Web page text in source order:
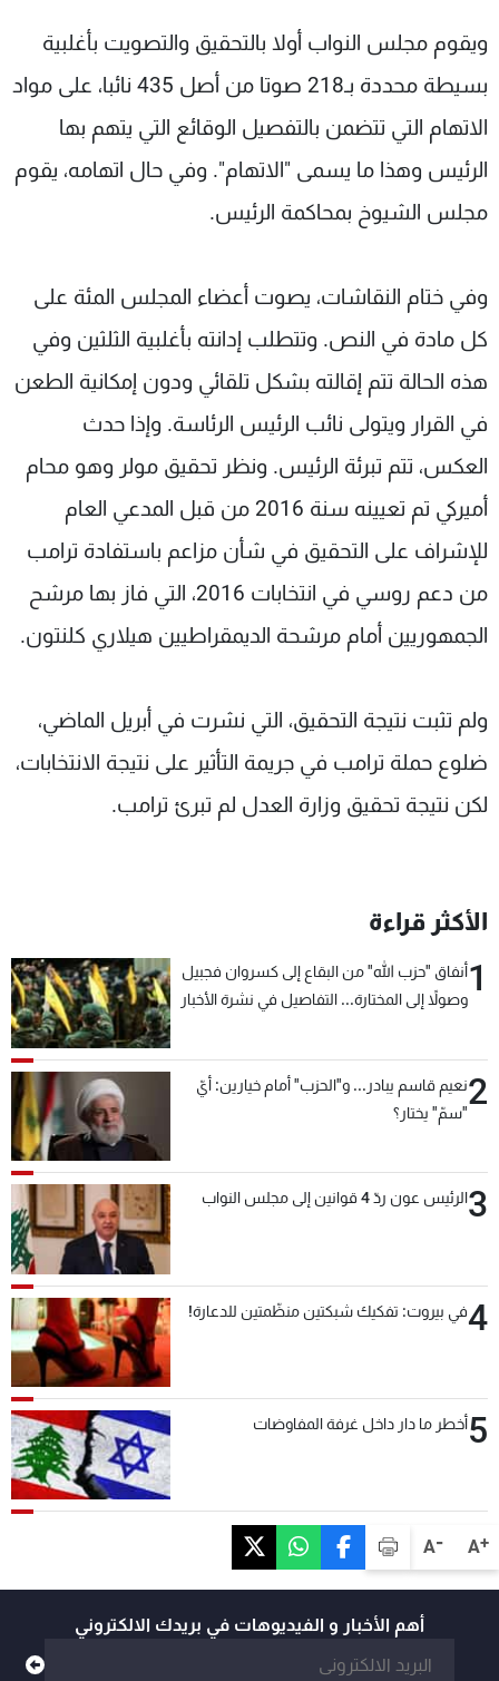
A+
A-
ويقوم مجلس النواب أولا بالتحقيق والتصويت بأغلبية
بسيطة محددة بـ218 صوتا من أصل 435 نائبا، على مواد
الاتهام التي تتضمن بالتفصيل الوقائع التي يتهم بها
الرئيس وهذا ما يسمى "الاتهام". وفي حال اتهامه، يقوم
مجلس الشيوخ بمحاكمة الرئيس.
وفي ختام النقاشات، يصوت أعضاء المجلس المئة على
كل مادة في النص. وتتطلب إدانته بأغلبية الثلثين وفي
هذه الحالة تتم إقالته بشكل تلقائي ودون إمكانية الطعن
في القرار ويتولى نائب الرئيس الرئاسة. وإذا حدث
العكس، تتم تبرئة الرئيس. ونظر تحقيق مولر وهو محام
أميركي تم تعيينه سنة 2016 من قبل المدعي العام
للإشراف على التحقيق في شأن مزاعم باستفادة ترامب
من دعم روسي في انتخابات 2016، التي فاز بها مرشح
الجمهوريين أمام مرشحة الديمقراطيين هيلاري كلنتون.
ولم تثبت نتيجة التحقيق، التي نشرت في أبريل الماضي،
ضلوع حملة ترامب في جريمة التأثير على نتيجة الانتخابات،
لكن نتيجة تحقيق وزارة العدل لم تبرئ ترامب.
الأكثر قراءة
1أنفاق "حزب الله" من البقاع إلى كسروان فجبيل
وصولاً إلى المختارة... التفاصيل في نشرة الأخبار
2نعيم قاسم يبادر... و"الحزب" أمام خيارين: أيّ
"سمّ" يختار؟
3الرئيس عون ردّ 4 قوانين إلى مجلس النواب
4في بيروت: تفكيك شبكتين منظّمتين للدعارة!
5أخطر ما دار داخل غرفة المفاوضات
أهم الأخبار و الفيديوهات في بريدك الالكتروني